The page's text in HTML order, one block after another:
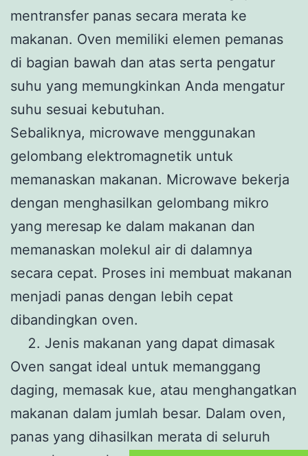
mentransfer panas secara merata ke
makanan. Oven memiliki elemen pemanas
di bagian bawah dan atas serta pengatur
suhu yang memungkinkan Anda mengatur
suhu sesuai kebutuhan.
Sebaliknya, microwave menggunakan
gelombang elektromagnetik untuk
memanaskan makanan. Microwave bekerja
dengan menghasilkan gelombang mikro
yang meresap ke dalam makanan dan
memanaskan molekul air di dalamnya
secara cepat. Proses ini membuat makanan
menjadi panas dengan lebih cepat
dibandingkan oven.
Jenis makanan yang dapat dimasak
Oven sangat ideal untuk memanggang
daging, memasak kue, atau menghangatkan
makanan dalam jumlah besar. Dalam oven,
panas yang dihasilkan merata di seluruh